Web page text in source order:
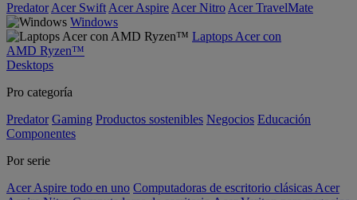
Predator Acer Swift Acer Aspire Acer Nitro Acer TravelMate
Windows
Laptops Acer con
AMD Ryzen™
Desktops
Pro categoría
Predator Gaming Productos sostenibles Negocios Educación
Componentes
Por serie
Acer Aspire todo en uno Computadoras de escritorio clásicas Acer